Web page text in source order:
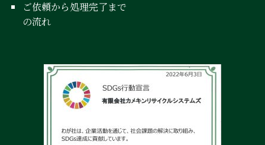
ご依頼から処理完了まで
の流れ